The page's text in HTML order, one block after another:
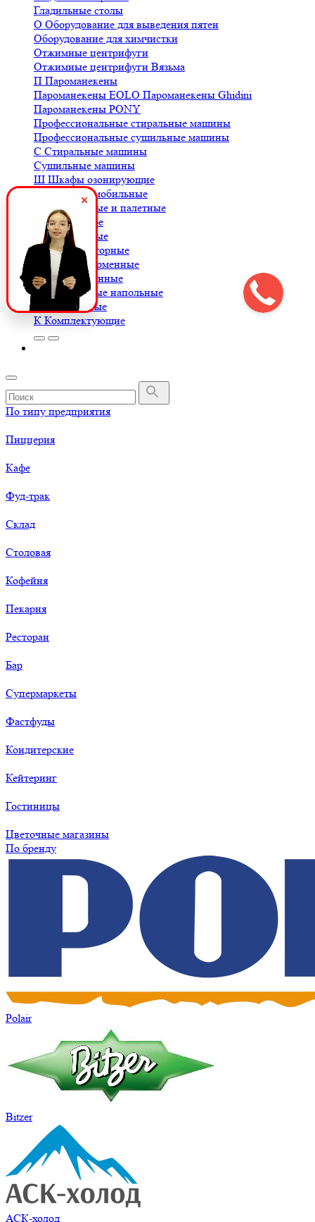
Гладильные столы
О Оборудование для выведения пятен
Оборудование для химчистки
Отжимные центрифуги
Отжимные центрифуги Вязьма
П Пароманекены
Пароманекены EOLO Пароманекены Ghidini
Пароманекены PONY
Профессиональные стиральные машины
Профессиональные сушильные машины
С Стиральные машины
Сушильные машины
Ш Шкафы озонирующие
Весы автомобильные
Весы балочные и палетные
Весы для кофе
Весы крановые
Весы лабораторные
Весы платформенные
Весы порционные
Весы товарные напольные
Весы торговые
К Комплектующие
По типу предприятия
Пиццерия
Кафе
Фуд-трак
Склад
Столовая
Кофейня
Пекарня
Ресторан
Бар
Супермаркеты
Фастфуды
Кондитерские
Кейтеринг
Гостиницы
Цветочные магазины
По бренду
Polair
Bitzer
АСК-холод